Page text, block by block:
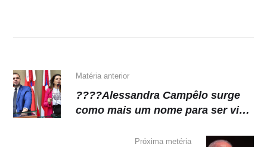
p
o
k
m n
Matéria anterior
????Alessandra Campêlo surge
como mais um nome para ser vice
Próxima metéria